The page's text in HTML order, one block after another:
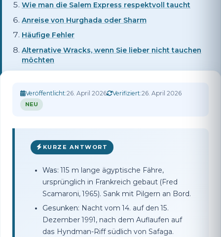
Veröffentlicht:26. April 2026 Verifiziert:26. April 2026
NEU
KURZE ANTWORT
Was: 115 m lange ägyptische Fähre,
ursprünglich in Frankreich gebaut (Fred
Scamaroni, 1965). Sank mit Pilgern an Bord.
Gesunken: Nacht vom 14. auf den 15.
Dezember 1991, nach dem Auflaufen auf
das Hyndman-Riff südlich von Safaga.
Wie man die Salem Express respektvoll taucht
Anreise von Hurghada oder Sharm
Häufige Fehler
Alternative Wracks, wenn Sie lieber nicht tauchen
möchten